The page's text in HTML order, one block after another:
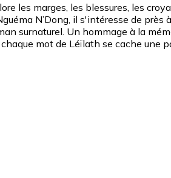
les marges, les blessures, les
N’Dong, il s'intéresse de près
surnaturel. Un hommage à la
mot de Léïlath se cache une